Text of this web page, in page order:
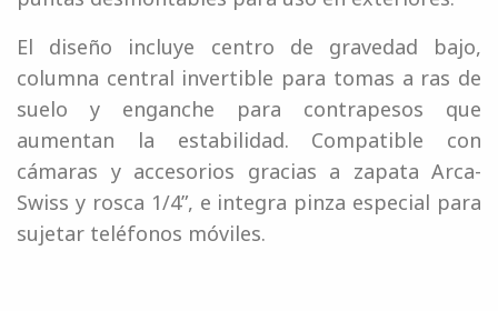
El diseño incluye centro de gravedad bajo,
columna central invertible para tomas a ras de
suelo y enganche para contrapesos que
aumentan la estabilidad. Compatible con
cámaras y accesorios gracias a zapata Arca-
Swiss y rosca 1/4”, e integra pinza especial para
sujetar teléfonos móviles.